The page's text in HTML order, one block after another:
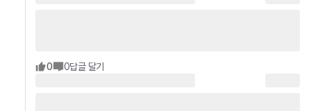
0 0답글 달기